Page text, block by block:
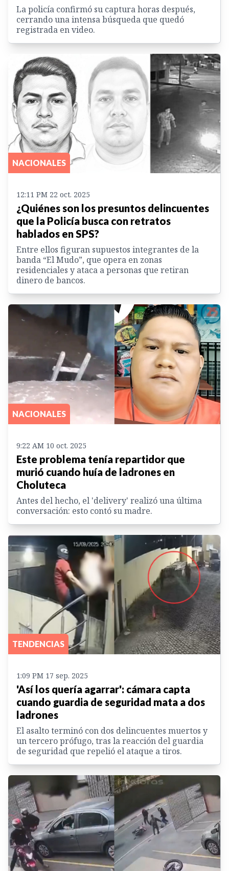
La policía confirmó su captura horas después,
cerrando una intensa búsqueda que quedó
registrada en video.
NACIONALES
12:11 PM 22 oct. 2025
¿Quiénes son los presuntos delincuentes
que la Policía busca con retratos
hablados en SPS?
Entre ellos figuran supuestos integrantes de la
banda “El Mudo”, que opera en zonas
residenciales y ataca a personas que retiran
dinero de bancos.
NACIONALES
9:22 AM 10 oct. 2025
Este problema tenía repartidor que
murió cuando huía de ladrones en
Choluteca
Antes del hecho, el 'delivery' realizó una última
conversación: esto contó su madre.
TENDENCIAS
1:09 PM 17 sep. 2025
'Así los quería agarrar': cámara capta
cuando guardia de seguridad mata a dos
ladrones
El asalto terminó con dos delincuentes muertos y
un tercero prófugo, tras la reacción del guardia
de seguridad que repelió el ataque a tiros.